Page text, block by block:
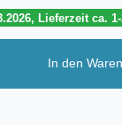
Lieferzeit ca.
In den